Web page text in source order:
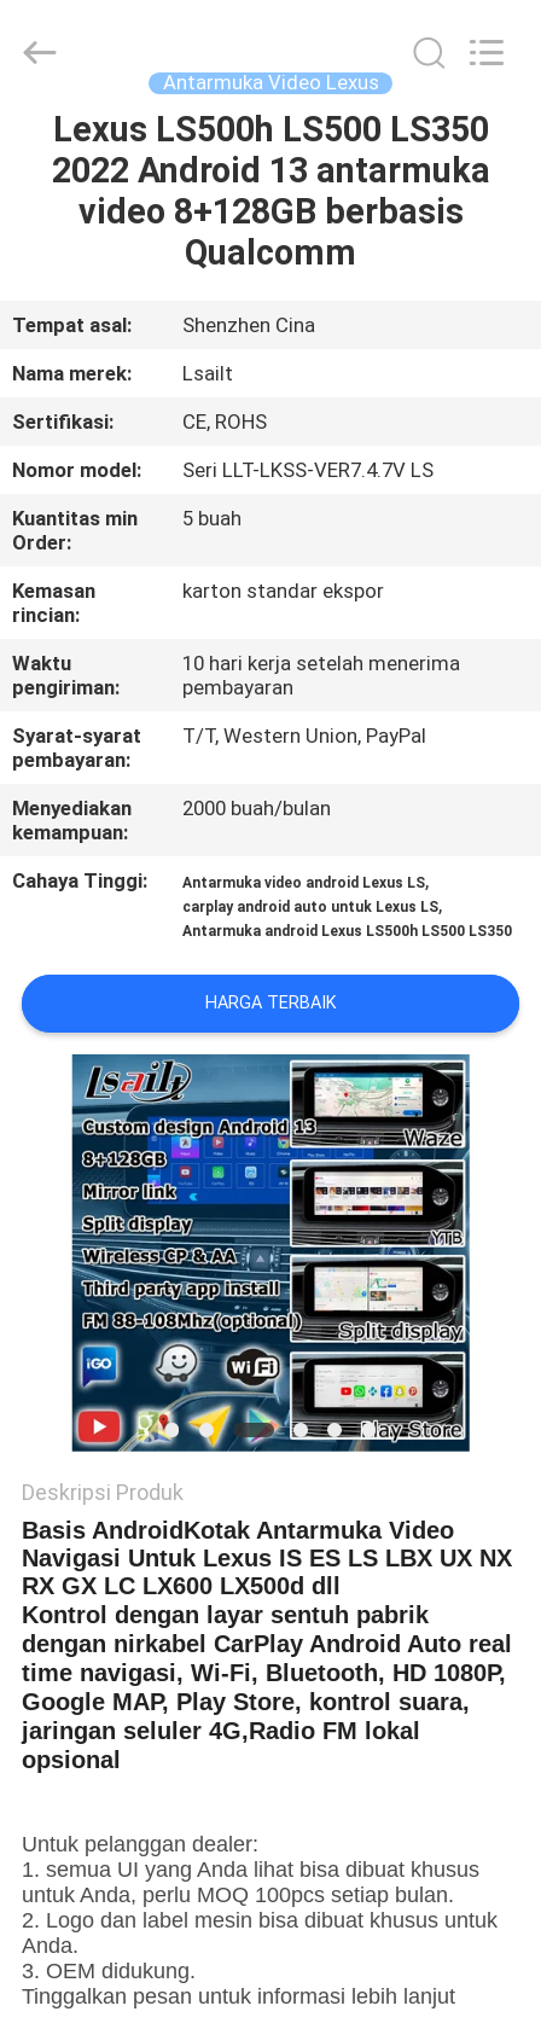
RUMAH
PRODUK
TENTANG
TUR
PABRIK
KONTROL
KAMI
BERITA
SITEMAP
PRIVACY
POLICY
Electron
Co.,Ltd.
Antarmuka Video Lexus
Lexus LS500h LS500 LS350
2022 Android 13 antarmuka
video 8+128GB berbasis
Qualcomm
Tempat asal:
Shenzhen Cina
Nama merek:
Lsailt
Sertifikasi:
CE, ROHS
Nomor model:
Seri LLT-LKSS-VER7.4.7V LS
Kuantitas min
Order:
5 buah
Kemasan
rincian:
karton standar ekspor
Waktu
pengiriman:
10 hari kerja setelah menerima
pembayaran
Syarat-syarat
pembayaran:
T/T, Western Union, PayPal
Menyediakan
kemampuan:
2000 buah/bulan
Cahaya Tinggi: Antarmuka video android Lexus LS,
carplay android auto untuk Lexus LS,
Antarmuka android Lexus LS500h LS500 LS350
HARGA TERBAIK
Deskripsi Produk
Basis AndroidKotak Antarmuka Video
Navigasi Untuk Lexus IS ES LS LBX UX NX
RX GX LC LX600 LX500d dll
Kontrol dengan layar sentuh pabrik
dengan nirkabel CarPlay Android Auto real
time navigasi, Wi-Fi, Bluetooth, HD 1080P,
Google MAP, Play Store, kontrol suara,
jaringan seluler 4G,Radio FM lokal
opsional
Untuk pelanggan dealer:
1. semua UI yang Anda lihat bisa dibuat khusus
untuk Anda, perlu MOQ 100pcs setiap bulan.
2. Logo dan label mesin bisa dibuat khusus untuk
Anda.
3. OEM didukung.
Tinggalkan pesan untuk informasi lebih lanjut